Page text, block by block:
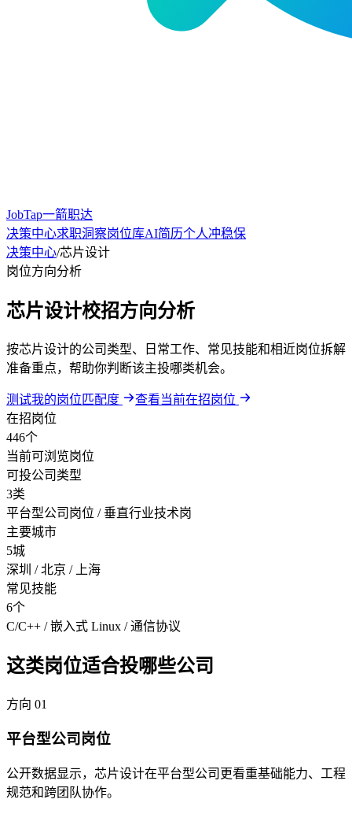
JobTap一箭职达
决策中心求职洞察岗位库AI简历个人冲稳保
决策中心/芯片设计
岗位方向分析
芯片设计校招方向分析
按芯片设计的公司类型、日常工作、常见技能和相近岗位拆解
准备重点，帮助你判断该主投哪类机会。
测试我的岗位匹配度
查看当前在招岗位
在招岗位
446个
当前可浏览岗位
可投公司类型
3类
平台型公司岗位 / 垂直行业技术岗
主要城市
5城
深圳 / 北京 / 上海
常见技能
6个
C/C++ / 嵌入式 Linux / 通信协议
这类岗位适合投哪些公司
方向 01
平台型公司岗位
公开数据显示，芯片设计在平台型公司更看重基础能力、工程
规范和跨团队协作。